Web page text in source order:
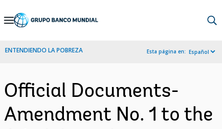
Skip
Navigation
ENTENDIENDO LA POBREZA Esta página en: Español
Official Documents-
Amendment No. 1 to the